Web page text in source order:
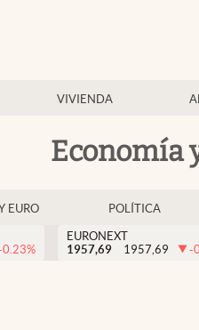
VIVIENDA
Economía
EURO POLÍTICA
0.23%
EURONEXT
1957,69
1957,69 -